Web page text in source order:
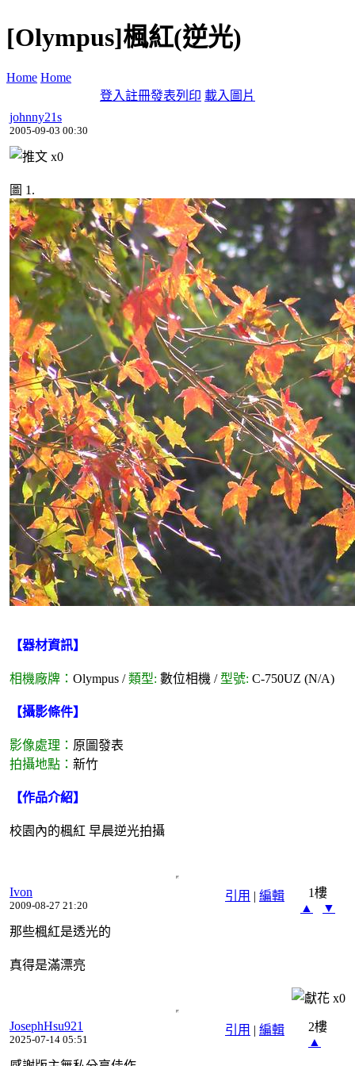
[Olympus]楓紅(逆光)
Home Home
登入註冊發表列印 載入圖片
johnny21s
2005-09-03 00:30
x0
圖 1.
【器材資訊】
相機廠牌： Olympus /類型: 數位相機 / 型號: C-750UZ (N/A)
【攝影條件】
影像處理： 原圖發表
拍攝地點： 新竹
【作品介紹】
校園內的楓紅 早晨逆光拍攝
引用 | 編輯
Ivon
2009-08-27 21:20
1樓
▲
▼
那些楓紅是透光的
真得是滿漂亮
x0
引用 | 編輯
JosephHsu921
2025-07-14 05:51
2樓
▲